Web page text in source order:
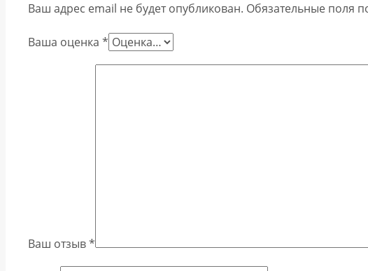
Ваш адрес email не будет опубликован. Обязательные поля
Ваша оценка *
Ваш отзыв*